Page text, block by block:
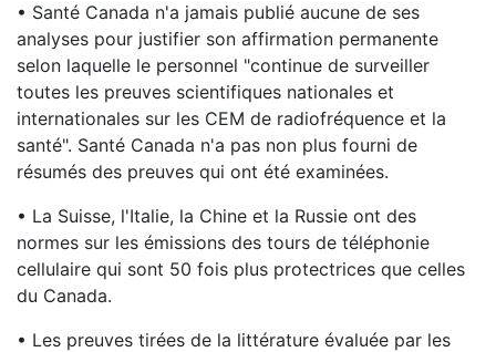
• Santé Canada n'a jamais publié aucune de ses
analyses pour justifier son affirmation permanente
selon laquelle le personnel "continue de surveiller
toutes les preuves scientifiques nationales et
internationales sur les CEM de radiofréquence et la
santé". Santé Canada n'a pas non plus fourni de
résumés des preuves qui ont été examinées.
• La Suisse, l'Italie, la Chine et la Russie ont des
normes sur les émissions des tours de téléphonie
cellulaire qui sont 50 fois plus protectrices que celles
du Canada.
• Les preuves tirées de la littérature évaluée par les